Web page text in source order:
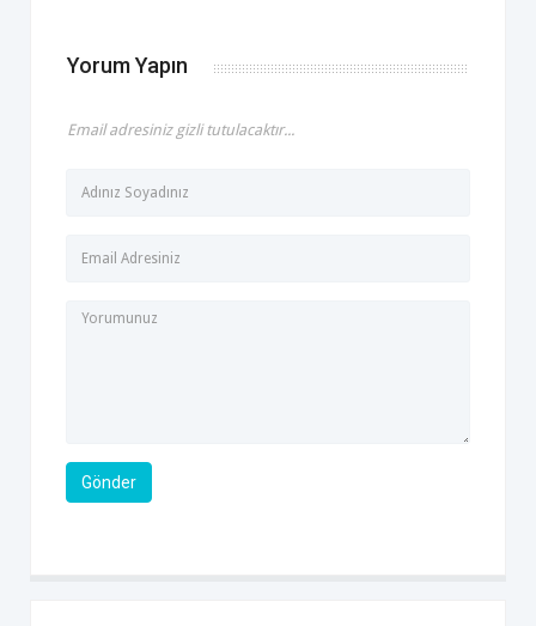
Yorum Yapın
Email adresiniz gizli tutulacaktır...
Gönder